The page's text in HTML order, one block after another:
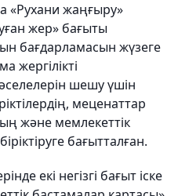
«Рухани жаңғыру»
жер» бағыты
бағдарламасын жүзеге
жергілікті
шешу үшін
меценаттар
және мемлекеттік
бағытталған.
екі негізгі бағыт іске